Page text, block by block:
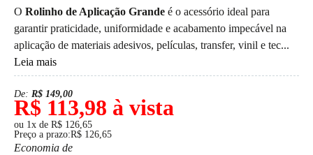
O Rolinho de Aplicação Grande é o acessório ideal para
garantir praticidade, uniformidade e acabamento impecável na
aplicação de materiais adesivos, películas, transfer, vinil e tec...
Leia mais
De: R$ 149,00
R$ 113,98 à vista
ou 1x de R$ 126,65
Preço a prazo:R$ 126,65
Economia de